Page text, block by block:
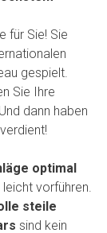
für Sie! Sie
gespielt.
Sie Ihre
dann haben
optimal
vorführen.
steile
sind kein